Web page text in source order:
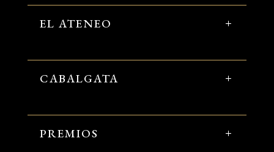
EL ATENEO
CABALGATA
PREMIOS